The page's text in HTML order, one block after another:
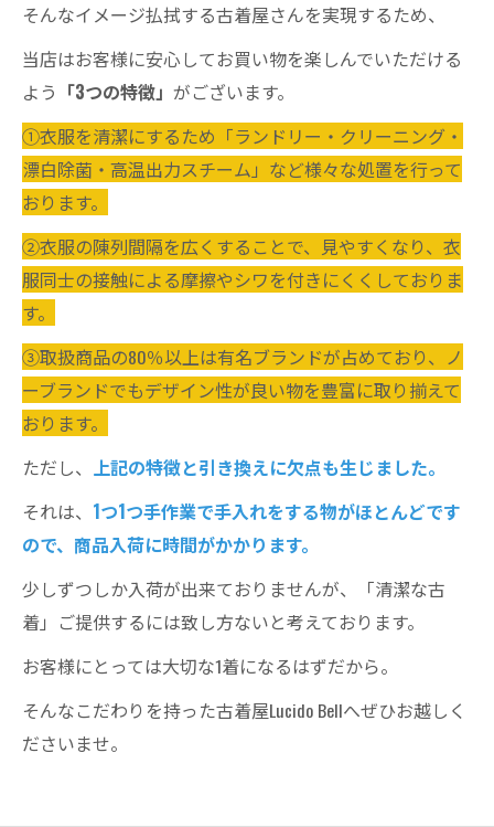
そんなイメージ払拭する古着屋さんを実現するため、
当店はお客様に安心してお買い物を楽しんでいただける
よう 「3つの特徴」 がございます。
①衣服を清潔にするため「ランドリー・クリーニング・
漂白除菌・高温出力スチーム」など様々な処置を行って
おります。
②衣服の陳列間隔を広くすることで、見やすくなり、衣
服同士の接触による摩擦やシワを付きにくくしておりま
す。
③取扱商品の80％以上は有名ブランドが占めており、ノ
ーブランドでもデザイン性が良い物を豊富に取り揃えて
おります。
ただし、 上記の特徴と引き換えに欠点も生じました。
それは、 1つ1つ手作業で手入れをする物がほとんどです
ので、商品入荷に時間がかかります。
少しずつしか入荷が出来ておりませんが、「清潔な古
着」ご提供するには致し方ないと考えております。
お客様にとっては大切な1着になるはずだから。
そんなこだわりを持った古着屋Lucido Bellへぜひお越しく
ださいませ。